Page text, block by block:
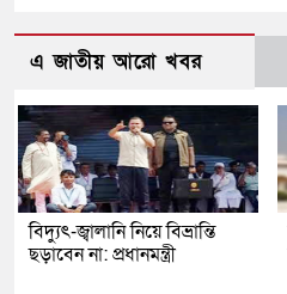
এ জাতীয় আরো খবর
বিদ্যুৎ-জ্বালানি নিয়ে বিভ্রান্তি
ছড়াবেন না: প্রধানমন্ত্রী